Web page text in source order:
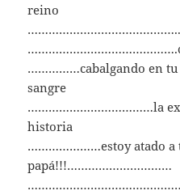
reino
……………cabalgando en
sangre
………………………………la
historia
…………………estoy atado a
papá!!!…………………………